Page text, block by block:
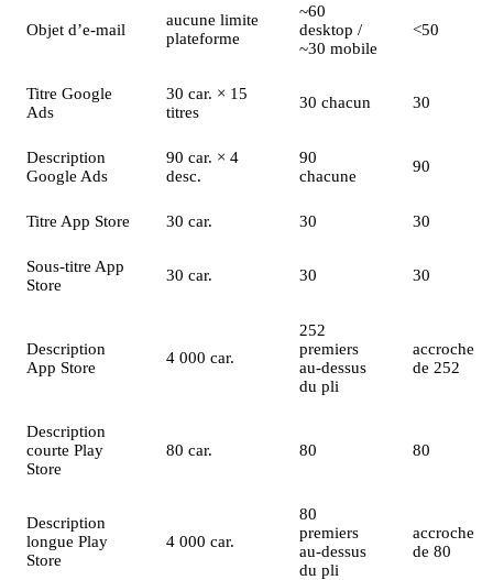
Objet d’e-mail
aucune limite
plateforme
~60
desktop /
~30 mobile
<50
Titre Google
Ads
30 car. × 15
titres
30 chacun 30
Description
Google Ads
90 car. × 4
desc.
90
chacune
90
Titre App Store 30 car. 30 30
Sous-titre App
Store
30 car. 30 30
Description
App Store
4 000 car.
252
premiers
au-dessus
du pli
accroche
de 252
Description
courte Play
Store
80 car. 80 80
Description
longue Play
Store
4 000 car.
80
premiers
au-dessus
du pli
accroche
de 80